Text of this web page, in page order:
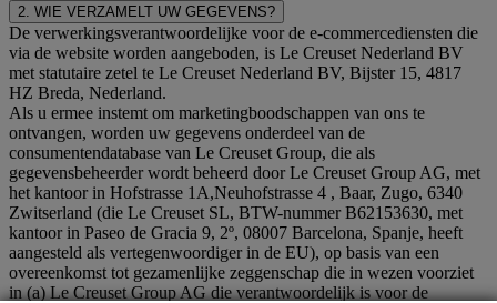
2. WIE VERZAMELT UW GEGEVENS?
De verwerkingsverantwoordelijke voor de e-commercediensten die
via de website worden aangeboden, is Le Creuset Nederland BV
met statutaire zetel te Le Creuset Nederland BV, Bijster 15, 4817
HZ Breda, Nederland.
Als u ermee instemt om marketingboodschappen van ons te
ontvangen, worden uw gegevens onderdeel van de
consumentendatabase van Le Creuset Group, die als
gegevensbeheerder wordt beheerd door Le Creuset Group AG, met
het kantoor in Hofstrasse 1A,Neuhofstrasse 4 , Baar, Zugo, 6340
Zwitserland (die Le Creuset SL, BTW-nummer B62153630, met
kantoor in Paseo de Gracia 9, 2º, 08007 Barcelona, Spanje, heeft
aangesteld als vertegenwoordiger in de EU), op basis van een
overeenkomst tot gezamenlijke zeggenschap die in wezen voorziet
in (a) Le Creuset Group AG die verantwoordelijk is voor de